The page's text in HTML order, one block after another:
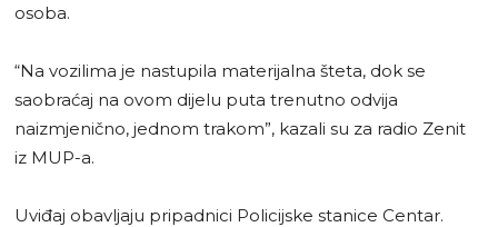
osoba.
“Na vozilima je nastupila materijalna šteta, dok se
saobraćaj na ovom dijelu puta trenutno odvija
naizmjenično, jednom trakom”, kazali su za radio Zenit
iz MUP-a.
Uviđaj obavljaju pripadnici Policijske stanice Centar.